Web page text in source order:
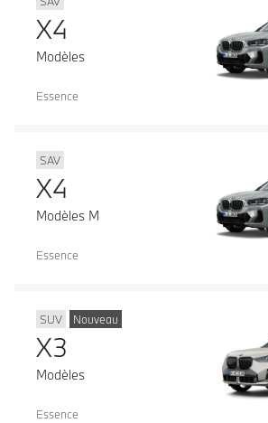
X4
Modèles
Essence
SAV
X4
Modèles M
Essence
SUV Nouveau
X3
Modèles
Essence